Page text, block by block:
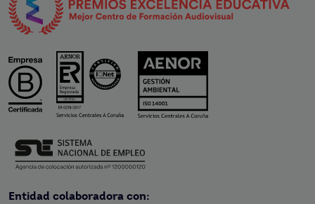
Entidad colaboradora con: